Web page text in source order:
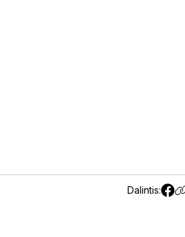
laipsnių
Dalintis: